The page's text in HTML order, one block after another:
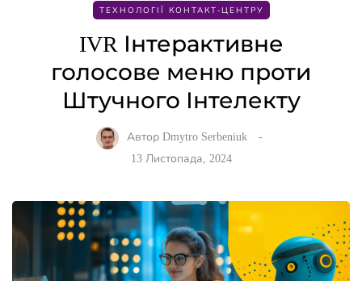
ТЕХНОЛОГІЇ КОНТАКТ-ЦЕНТРУ
IVR Інтерактивне
голосове меню проти
Штучного Інтелекту
Автор Dmytro Serbeniuk
13 Листопада, 2024